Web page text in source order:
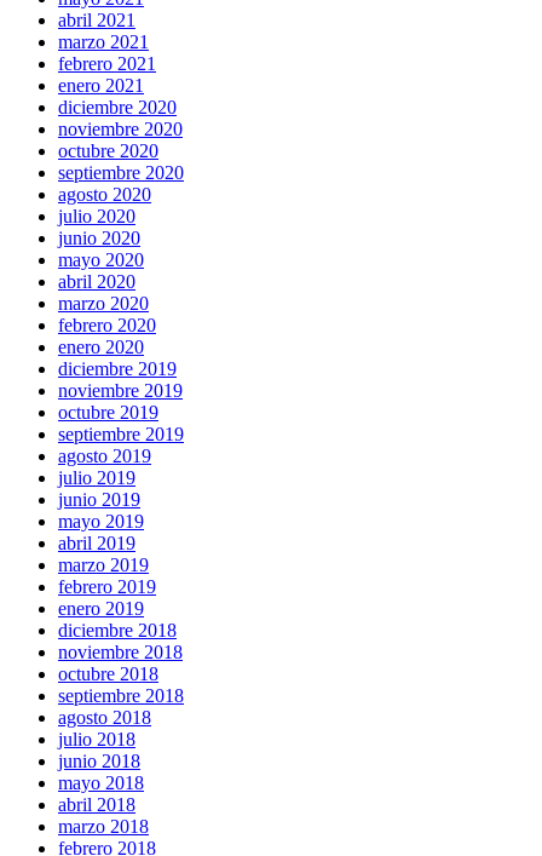
abril 2021
marzo 2021
febrero 2021
enero 2021
diciembre 2020
noviembre 2020
octubre 2020
septiembre 2020
agosto 2020
julio 2020
junio 2020
mayo 2020
abril 2020
marzo 2020
febrero 2020
enero 2020
diciembre 2019
noviembre 2019
octubre 2019
septiembre 2019
agosto 2019
julio 2019
junio 2019
mayo 2019
abril 2019
marzo 2019
febrero 2019
enero 2019
diciembre 2018
noviembre 2018
octubre 2018
septiembre 2018
agosto 2018
julio 2018
junio 2018
mayo 2018
abril 2018
marzo 2018
febrero 2018